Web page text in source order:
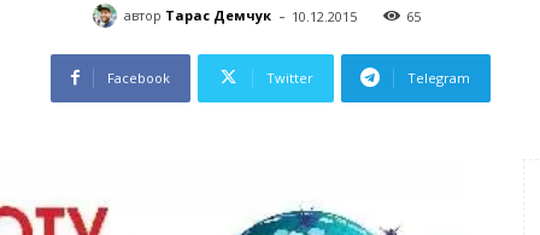
автор Тарас Демчук - 10.12.2015 65
Facebook Twitter Telegram